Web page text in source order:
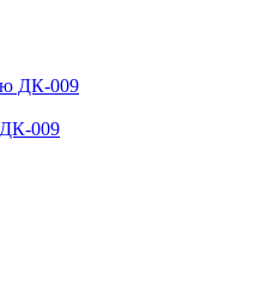
ДК-009